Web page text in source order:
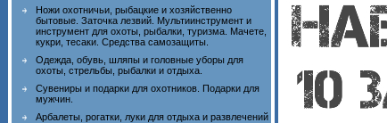
Ножи охотничьи, рыбацкие и хозяйственно
бытовые. Заточка лезвий. Мультиинструмент и
инструмент для охоты, рыбалки, туризма. Мачете,
кукри, тесаки. Средства самозащиты.
Одежда, обувь, шляпы и головные уборы для
охоты, стрельбы, рыбалки и отдыха.
Сувениры и подарки для охотников. Подарки для
мужчин.
Арбалеты, рогатки, луки для отдыха и развлечений